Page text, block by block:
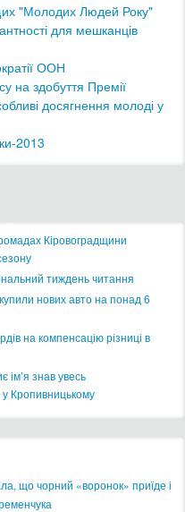
"Молодих Людей Року"
для мешканців
ООН
на здобуття Премії
досягнення молоді у
2013
Кіровоградщини
тиждень читання
нових авто на понад 6
на компенсацію різниці в
ім’я знав увесь
у Кропивницькому
що чорний «воронок» приїде і